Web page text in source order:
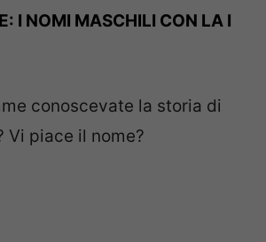
I NOMI MASCHILI CON LA I
conoscevate la storia di
Vi piace il nome?